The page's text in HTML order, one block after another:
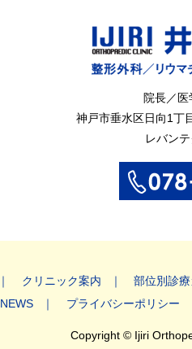
院長／
神戸市垂水区日向1丁
レバン
クリニック案内 部位別診療
NEWS プライバシーポリシー
Copyright © Ijiri